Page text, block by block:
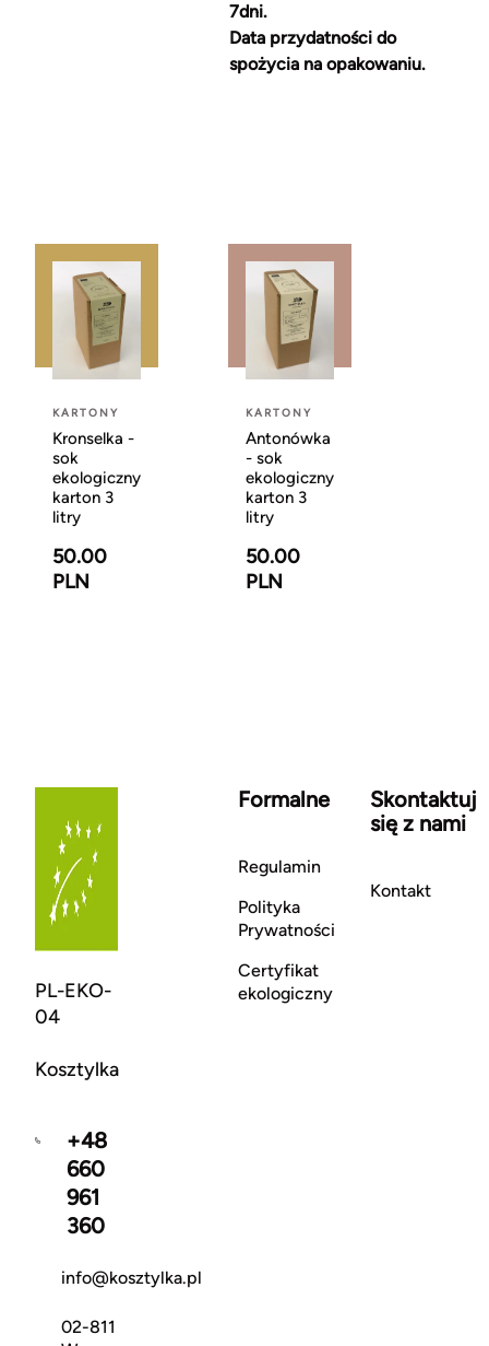
7dni.
Data przydatności do
spożycia na opakowaniu.
KARTONY
Kronselka -
sok
ekologiczny
karton 3
litry
50.00
PLN
KARTONY
Antonówka
- sok
ekologiczny
karton 3
litry
50.00
PLN
PL-EKO-
04
Kosztylka
+48
660
961
360
info@kosztylka.pl
02-811
Formalne
Regulamin
Polityka
Prywatności
Certyfikat
ekologiczny
Skontaktuj
się z nami
Kontakt